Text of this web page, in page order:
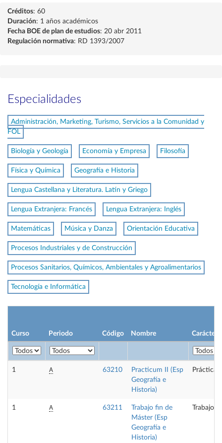
Créditos: 60
Duración: 1 años académicos
Fecha BOE de plan de estudios: 20 abr 2011
Regulación normativa: RD 1393/2007
Especialidades
Administración, Marketing, Turismo, Servicios a la Comunidad y
FOL
Biología y Geología Economía y Empresa Filosofía
Física y Química Geografía e Historia
Lengua Castellana y Literatura. Latín y Griego
Lengua Extranjera: Francés Lengua Extranjera: Inglés
Matemáticas Música y Danza Orientación Educativa
Procesos Industriales y de Construcción
Procesos Sanitarios, Químicos, Ambientales y Agroalimentarios
Tecnología e Informática
Curso Periodo Código Nombre Carácter
1 A 63210
Practicum II (Esp
Geografía e
Historia)
1 A 63211
Trabajo fin de
Máster (Esp
Geografía e
Historia)
Trabajo